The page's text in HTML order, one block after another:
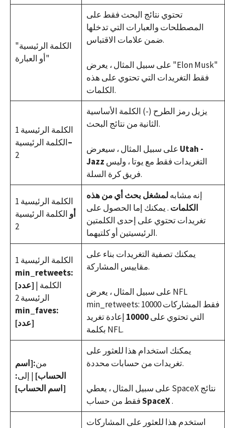
"الكلمة الرئيسية
أو العبارة"
تحتوي نتائج البحث فقط على
المصطلحات والعبارات التي تدخلها
ضمن علامات الاقتباس.
على سبيل المثال ، يعرض "Elon Musk"
فقط التغريدات التي تحتوي على هذه
الكلمات.
الكلمة الرئيسية 1
–الكلمة الرئيسية
2
يزيل رمز الطرح (-) الكلمة الأساسية
الثانية من نتائج البحث.
Utah -
Jazz
فريق كرة السلة.
الكلمة الرئيسية 1
أو الكلمة الرئيسية
2
إنه مشابهلمشغل بحث أي من هذه
الكلمات . يمكنك إما الحصول على
تغريدات تحتوي على إحدى الكلمتين
الرئيسيتين أو كلتيهما.
الكلمة الرئيسية 1
min_retweets:
[عدد] | الكلمة
الرئيسية 2
min_faves:
[عدد]
يمكنك تصفية التغريدات بناء على
مقاييس المشاركة.
على سبيل المثال ، يعرض NFL
min_retweets: 10000 فقط المشاركات
التي تحتوي على10000 إعادة تغريد
بكلمة NFL.
من:[اسم
الحساب] | إلى:
[اسم الحساب]
يمكنك استخدام هذا للعثور على
تغريدات من حسابات محددة.
على سبيل المثال ، يعطي SpaceX نتائج
SpaceX.
استخدم هذا للعثور على المشاركات